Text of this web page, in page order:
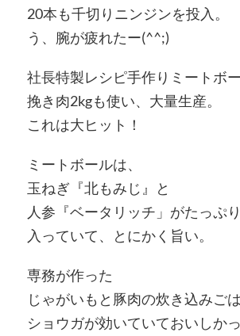
20本も千切りニンジンを投入。
う、腕が疲れたー(^^;)
社長特製レシピ手作りミートボ
挽き肉2kgも使い、大量生産。
これは大ヒット！
ミートボールは、
玉ねぎ『北もみじ』と
人参『ベータリッチ」がたっぷり
入っていて、とにかく旨い。
専務が作った
じゃがいもと豚肉の炊き込みご
ショウガが効いていておいしかっ